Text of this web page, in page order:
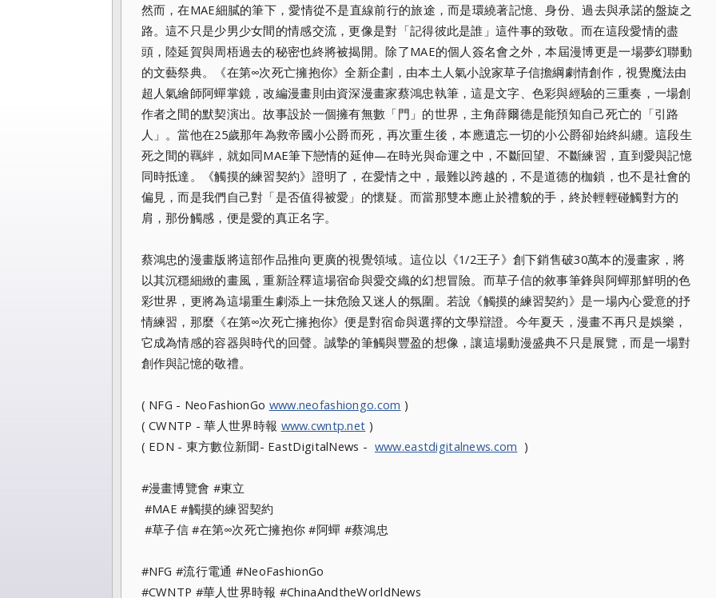
然而，在MAE細膩的筆下，愛情從不是直線前行的旅途，而是環繞著記憶、身份、過去與承諾的盤旋之
路。這不只是少男少女間的情感交流，更像是對「記得彼此是誰」這件事的致敬。而在這段愛情的盡
頭，陸延賀與周梧過去的秘密也終將被揭開。除了MAE的個人簽名會之外，本屆漫博更是一場夢幻聯動
的文藝祭典。《在第∞次死亡擁抱你》全新企劃，由本土人氣小說家草子信擔綱劇情創作，視覺魔法由
超人氣繪師阿蟬掌鏡，改編漫畫則由資深漫畫家蔡鴻忠執筆，這是文字、色彩與經驗的三重奏，一場創
作者之間的默契演出。故事設於一個擁有無數「門」的世界，主角薛爾德是能預知自己死亡的「引路
人」。當他在25歲那年為救帝國小公爵而死，再次重生後，本應遺忘一切的小公爵卻始終糾纏。這段生
死之間的羈絆，就如同MAE筆下戀情的延伸—在時光與命運之中，不斷回望、不斷練習，直到愛與記憶
同時抵達。《觸摸的練習契約》證明了，在愛情之中，最難以跨越的，不是道德的枷鎖，也不是社會的
偏見，而是我們自己對「是否值得被愛」的懷疑。而當那雙本應止於禮貌的手，終於輕輕碰觸對方的
肩，那份觸感，便是愛的真正名字。
蔡鴻忠的漫畫版將這部作品推向更廣的視覺領域。這位以《1/2王子》創下銷售破30萬本的漫畫家，將
以其沉穩細緻的畫風，重新詮釋這場宿命與愛交織的幻想冒險。而草子信的敘事筆鋒與阿蟬那鮮明的色
彩世界，更將為這場重生劇添上一抹危險又迷人的氛圍。若說《觸摸的練習契約》是一場內心愛意的抒
情練習，那麼《在第∞次死亡擁抱你》便是對宿命與選擇的文學辯證。今年夏天，漫畫不再只是娛樂，
它成為情感的容器與時代的回聲。誠摯的筆觸與豐盈的想像，讓這場動漫盛典不只是展覽，而是一場對
創作與記憶的敬禮。
( NFG - NeoFashionGo www.neofashiongo.com )
( CWNTP - 華人世界時報 www.cwntp.net )
( EDN - 東方數位新聞- EastDigitalNews - www.eastdigitalnews.com )
#漫畫博覽會 #東立
#MAE #觸摸的練習契約
#草子信 #在第∞次死亡擁抱你 #阿蟬 #蔡鴻忠
#NFG #流行電通 #NeoFashionGo
#CWNTP #華人世界時報 #ChinaAndtheWorldNews